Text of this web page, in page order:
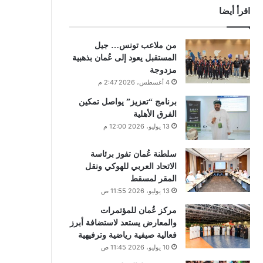
اقرأ أيضا
من ملاعب تونس… جيل
المستقبل يعود إلى عُمان بذهبية
مزدوجة
4 أغسطس، 2026 2:47 م
برنامج “تعزيز” يواصل تمكين
الفرق الأهلية
13 يوليو، 2026 12:00 م
سلطنة عُمان تفوز برئاسة
الاتحاد العربي للهوكي ونقل
المقر لمسقط
13 يوليو، 2026 11:55 ص
مركز عُمان للمؤتمرات
والمعارض يستعد لاستضافة أبرز
فعالية صيفية رياضية وترفيهية
10 يوليو، 2026 11:45 ص